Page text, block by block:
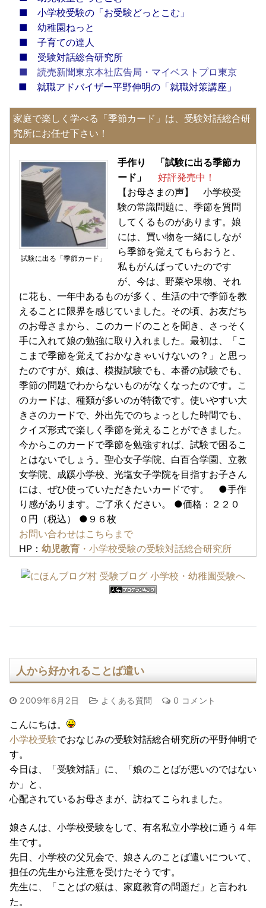
■ 小学校受験の「お受験どっとこむ」
■ 幼稚園ねっと
■ 子育ての達人
■ 受験対話総合研究所
■ 読売新聞東京本社広告局・マイベストプロ東京
■ 就職アドバイザー平野伸明の「就職対策講座」
家庭で楽しく学べる「季節カード」は、受験対話総合研
究所にお任せ下さい！
試験に出る「季節カード」
手作り 「試験に出る季節カ
ード」 好評発売中！
【お母さまの声】 小学校受
験の常識問題に、季節を質問
してくるものがあります。娘
には、買い物を一緒にしなが
ら季節を覚えてもらおうと、
私もがんばっていたのです
が、今は、野菜や果物、それ
に花も、一年中あるものが多く、生活の中で季節を教
えることに限界を感じていました。その頃、お友だち
のお母さまから、このカードのことを聞き、さっそく
手に入れて娘の勉強に取り入れました。最初は、「こ
こまで季節を覚えておかなきゃいけないの？」と思っ
たのですが、娘は、模擬試験でも、本番の試験でも、
季節の問題でわからないものがなくなったのです。こ
のカードは、種類が多いのが特徴です。使いやすい大
きさのカードで、外出先でのちょっとした時間でも、
クイズ形式で楽しく季節を覚えることができました。
今からこのカードで季節を勉強すれば、試験で困るこ
とはないでしょう。聖心女子学院、白百合学園、立教
女学院、成蹊小学校、光塩女子学院を目指すお子さん
には、ぜひ使っていただきたいカードです。 ●手作
り感があります。ご了承ください。 ●価格：２２０
０円（税込） ●９６枚
お問い合わせはこちらまで
HP： 幼児教育 ・小学校受験の受験対話総合研究所
人から好かれることば遣い
2009年6月2日 よくある質問 0 コメント
こんにちは。
小学校受験でおなじみの受験対話総合研究所の平野伸明で
す。
今日は、「受験対話」に、「娘のことばが悪いのではない
か」と、
心配されているお母さまが、訪ねてこられました。
娘さんは、小学校受験をして、有名私立小学校に通う４年
生です。
先日、小学校の父兄会で、娘さんのことば遣いについて、
担任の先生から注意を受けたそうです。
先生に、「ことばの躾は、家庭教育の問題だ」と言われ
た。